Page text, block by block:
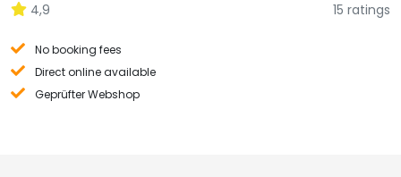
4,9 15 ratings
No booking fees
Direct online available
Geprüfter Webshop